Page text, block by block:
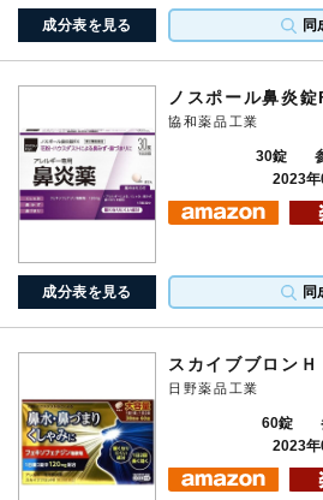
成分表を見る 同
成分表を見る 同
ノスポール鼻炎
協和薬品工業
30錠
2023
スカイブブロンＨ
日野薬品工業
60錠
2023